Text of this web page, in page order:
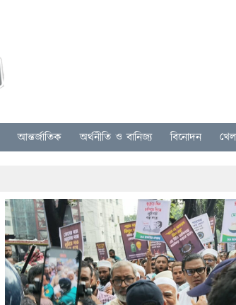
আন্তর্জাতিক অর্থনীতি ও বানিজ্য বিনোদন